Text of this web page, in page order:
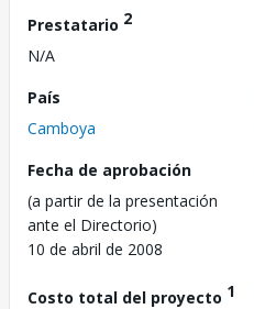
Prestatario 2
N/A
País
Camboya
Fecha de aprobación
(a partir de la presentación
ante el Directorio)
10 de abril de 2008
Costo total del proyecto 1